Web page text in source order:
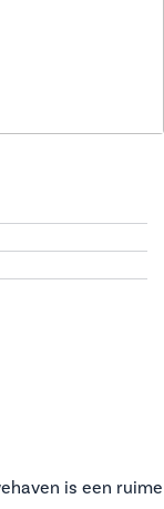
is een ruime